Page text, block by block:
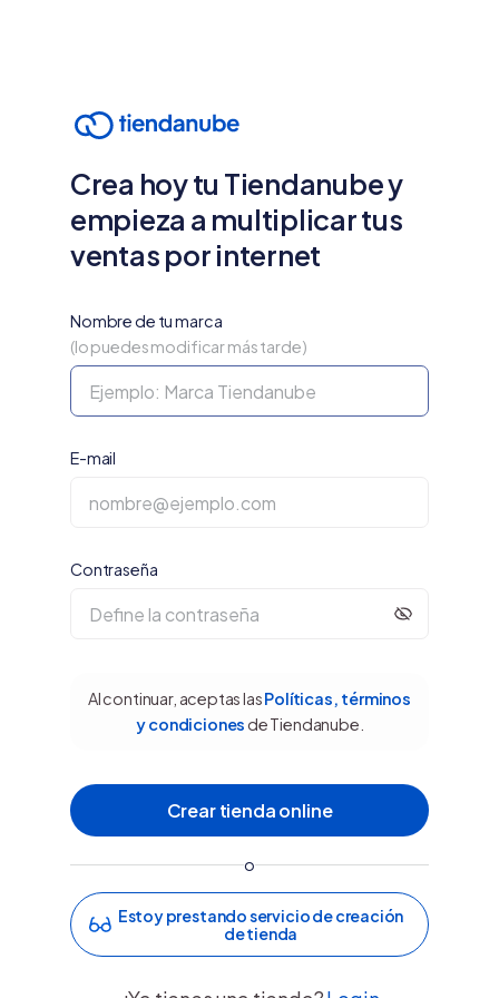
Crea hoy tu Tiendanube y
empieza a multiplicar tus
ventas por internet
Nombre de tu marca
(lo puedes modificar más tarde)
E-mail
Contraseña
Al continuar, aceptas lasPolíticas, términos
y condiciones de Tiendanube.
o
Estoy prestando servicio de creación
de tienda